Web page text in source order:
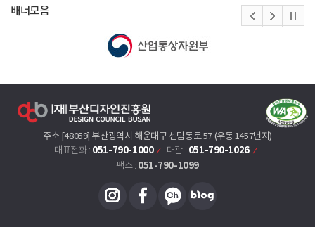
배너모음
주소 [48059] 부산광역시 해운대구 센텀동로 57 (우동 1457번지)
대표전화 : 051-790-1000 대관 : 051-790-1026
팩스 : 051-790-1099